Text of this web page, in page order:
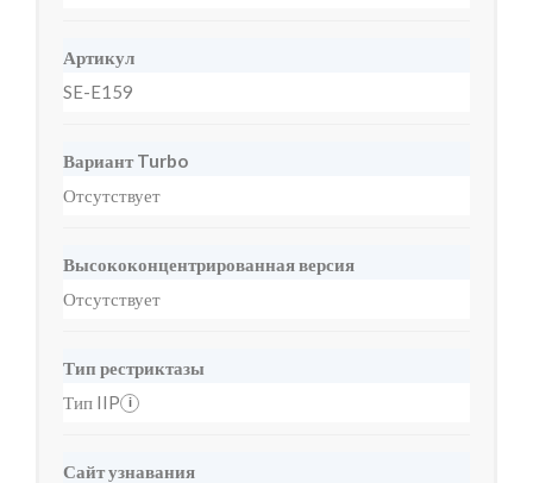
Артикул
SE-E159
Вариант Turbo
Отсутствует
Высококонцентрированная версия
Отсутствует
Тип рестриктазы
Тип IIP
i
Сайт узнавания